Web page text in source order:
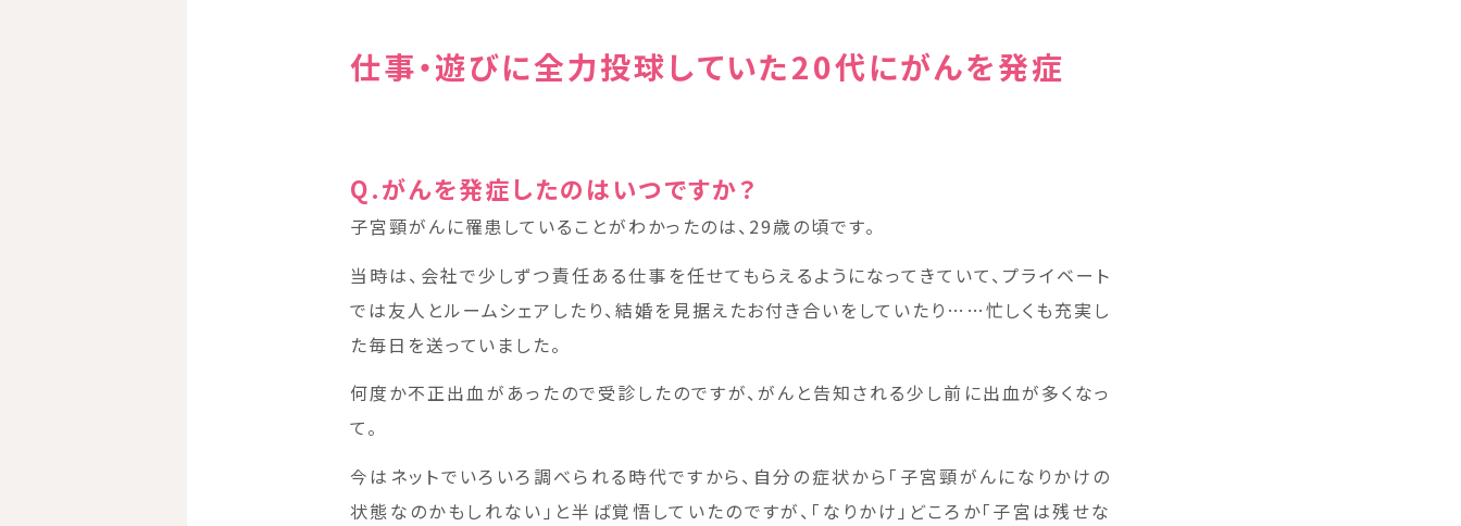
仕事・遊びに全力投球していた20代にがんを発症
Q.がんを発症したのはいつですか？
子宮頸がんに罹患していることがわかったのは、29歳の頃です。
当時は、会社で少しずつ責任ある仕事を任せてもらえるようになってきていて、プライベート
では友人とルームシェアしたり、結婚を見据えたお付き合いをしていたり……忙しくも充実し
た毎日を送っていました。
何度か不正出血があったので受診したのですが、がんと告知される少し前に出血が多くなっ
て。
今はネットでいろいろ調べられる時代ですから、自分の症状から「子宮頸がんになりかけの
状態なのかもしれない」と半ば覚悟していたのですが、「なりかけ」どころか「子宮は残せな